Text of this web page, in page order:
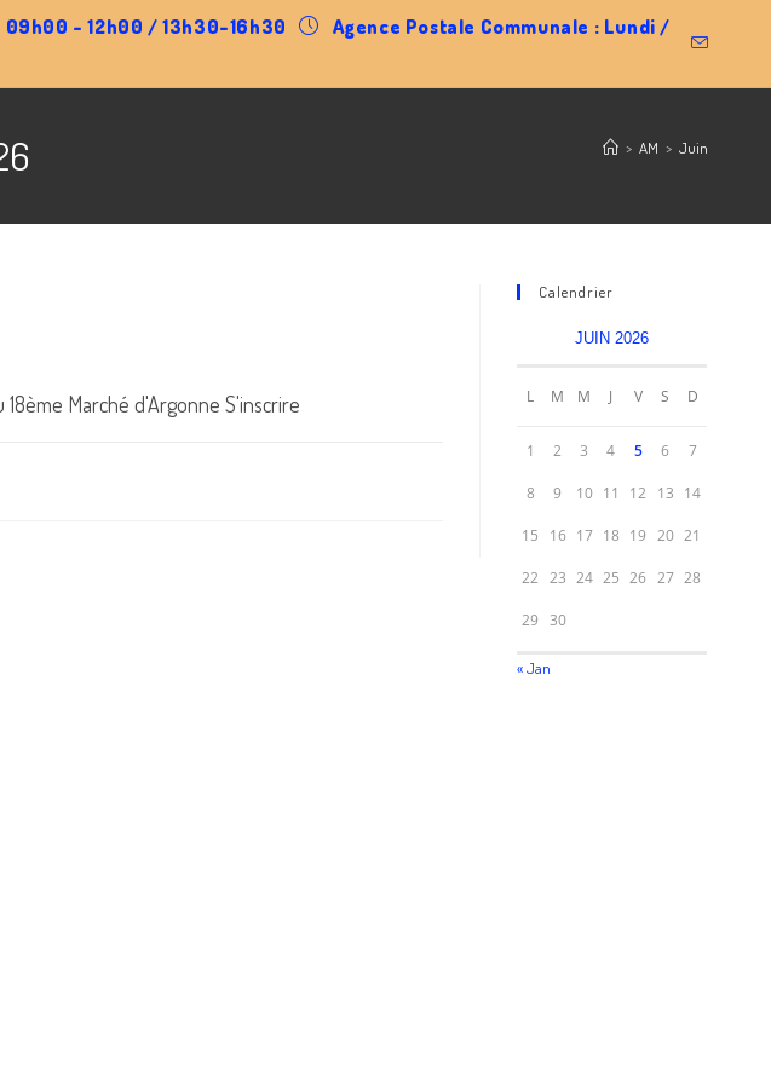
- 12h00 / 13h30-16h30
Agence Postale Communale : Lundi /
> AM > Juin
Marché d'Argonne S'inscrire
Calendrier
JUIN 2026
L M M J V S D
1 2 3 4 5 6 7
8 9 10 11 12 13 14
15 16 17 18 19 20 21
22 23 24 25 26 27 28
29 30
« Jan